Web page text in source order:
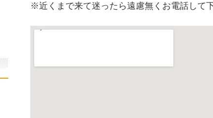
※近くまで来て迷ったら遠慮無くお電話して